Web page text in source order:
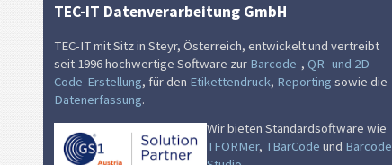
TEC-IT Datenverarbeitung GmbH
TEC-IT mit Sitz in Steyr, Österreich, entwickelt und vertreibt
seit 1996 hochwertige Software zur Barcode-, QR- und 2D-
Code-Erstellung, für den Etikettendruck, Reporting sowie die
Datenerfassung.
Wir bieten Standardsoftware wie
TFORMer, TBarCode und Barcode